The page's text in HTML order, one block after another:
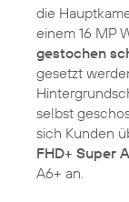
die
einem 16 MP
gestochen
gesetzt
selbst
sich Kunden
FHD+ Super
A6+ an.